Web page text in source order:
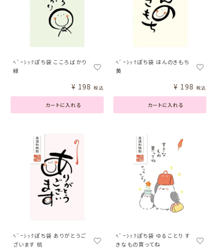
ﾍﾞｰｼｯｸぽち袋 こころばかり
緑
カートに入れる
¥ 198 税込
ﾍﾞｰｼｯｸぽち袋 ほんのきもち
黄
カートに入れる
¥ 198 税込
ﾍﾞｰｼｯｸぽち袋 ありがとうご
ざいます 桃
ﾍﾞｰｼｯｸぽち袋 ゆることり す
きなもの買ってね